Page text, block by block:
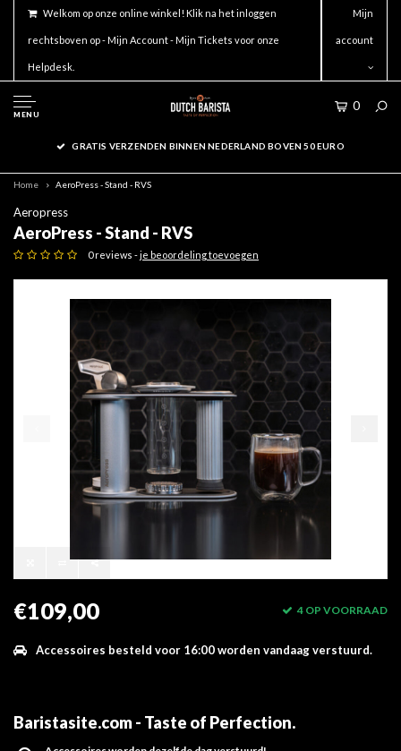
Welkom op onze online winkel! Klik na het inloggen
rechtsboven op - Mijn Account - Mijn Tickets voor onze
Helpdesk.
Mijn
account
MENU
0
GRATIS VERZENDEN BINNEN NEDERLAND BOVEN 50 EURO
Home AeroPress - Stand - RVS
Aeropress
AeroPress - Stand - RVS
0 reviews -je beoordeling toevoegen
€109,00 4 OP VOORRAAD
Accessoires besteld voor 16:00 worden vandaag verstuurd.
Baristasite.com - Taste of Perfection.